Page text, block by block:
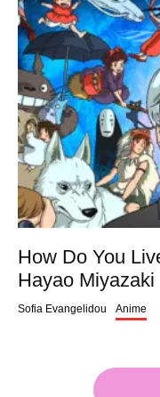
How Do You
Hayao Miyazaki
Sofia Evangelidou Anime